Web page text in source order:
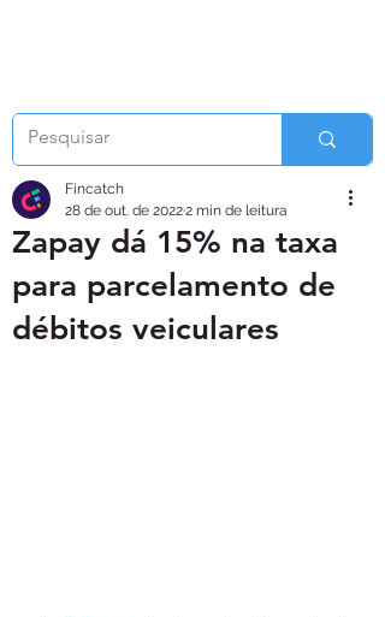
Zapay dá 15% na taxa
para parcelamento de
débitos veiculares
Fincatch
28 de out. de 20222 min de leitura